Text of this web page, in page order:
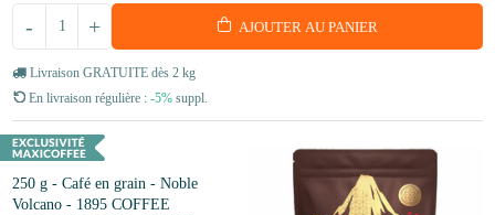
+
- AJOUTER AU PANIER
Livraison GRATUITE dès 2 kg
En livraison régulière : -5% suppl.
250 g - Café en grain - Noble
Volcano - 1895 COFFEE